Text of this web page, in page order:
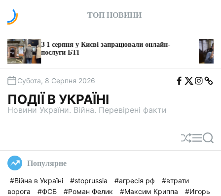
и
ТОП НОВИНИ
серпня у Києві запрацювали онлайн-
БТІ
Субота, 8 Серпня 2026
F
T
w
I
n
T
ПОДІЇ В УКРАЇНІ
Новини України. Війна. Перевірені факти
П
е
а
М
е
П
о
Популярне
#Війна в Україні #stoprussia #агресія рф
#втрати
ворога
#ФСБ #Роман Фелик #Максим Криппа
#Игорь